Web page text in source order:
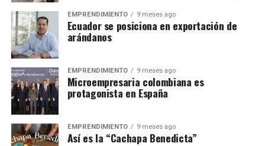
EMPRENDIMIENTO 9 meses ago
Ecuador se posiciona en exportación de
arándanos
EMPRENDIMIENTO 9 meses ago
Microempresaria colombiana es
protagonista en España
EMPRENDIMIENTO 9 meses ago
Así es la “Cachapa Benedicta”